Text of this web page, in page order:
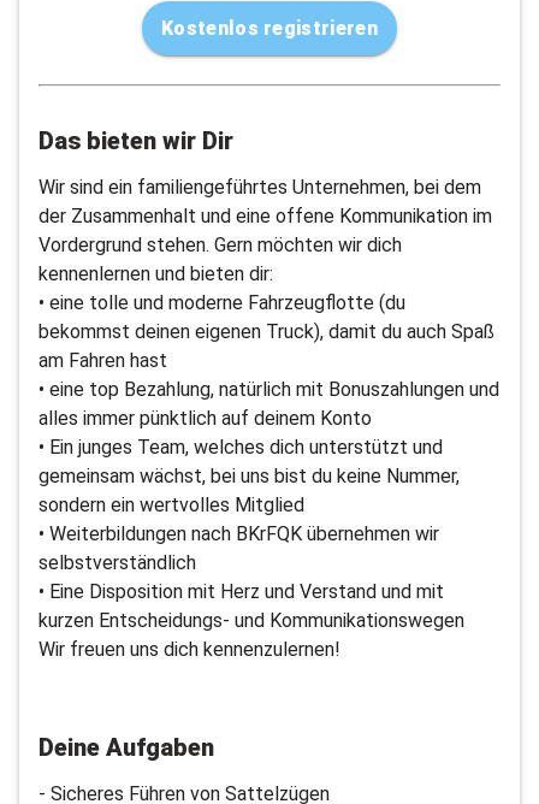
Kostenlos registrieren
Das bieten wir Dir
Wir sind ein familiengeführtes Unternehmen, bei dem
der Zusammenhalt und eine offene Kommunikation im
Vordergrund stehen. Gern möchten wir dich
kennenlernen und bieten dir:
• eine tolle und moderne Fahrzeugflotte (du
bekommst deinen eigenen Truck), damit du auch Spaß
am Fahren hast
• eine top Bezahlung, natürlich mit Bonuszahlungen und
alles immer pünktlich auf deinem Konto
• Ein junges Team, welches dich unterstützt und
gemeinsam wächst, bei uns bist du keine Nummer,
sondern ein wertvolles Mitglied
• Weiterbildungen nach BKrFQK übernehmen wir
selbstverständlich
• Eine Disposition mit Herz und Verstand und mit
kurzen Entscheidungs- und Kommunikationswegen
Wir freuen uns dich kennenzulernen!
Deine Aufgaben
- Sicheres Führen von Sattelzügen